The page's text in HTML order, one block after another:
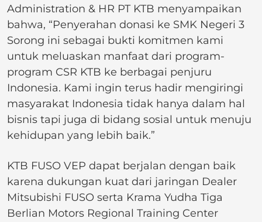
Administration & HR PT KTB menyampaikan
bahwa, “Penyerahan donasi ke SMK Negeri 3
Sorong ini sebagai bukti komitmen kami
untuk meluaskan manfaat dari program-
program CSR KTB ke berbagai penjuru
Indonesia. Kami ingin terus hadir mengiringi
masyarakat Indonesia tidak hanya dalam hal
bisnis tapi juga di bidang sosial untuk menuju
kehidupan yang lebih baik.”
KTB FUSO VEP dapat berjalan dengan baik
karena dukungan kuat dari jaringan Dealer
Mitsubishi FUSO serta Krama Yudha Tiga
Berlian Motors Regional Training Center